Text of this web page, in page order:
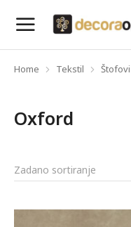
You are here:
Home Tekstil Štofovi
Oxford